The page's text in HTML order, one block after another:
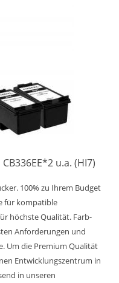
u.a. (HI7)
100% zu Ihrem Budget
für kompatible
höchste Qualität. Farb-
Anforderungen und
Um die Premium Qualität
Entwicklungszentrum in
in unseren